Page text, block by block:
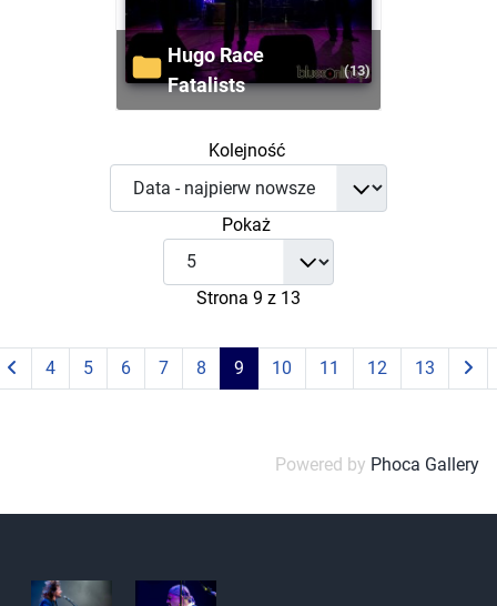
Hugo Race
Fatalists
(13)
Kolejność
Pokaż
Strona 9 z 13
4 5 6 7 8 9 10 11 12 13
Powered by Phoca Gallery